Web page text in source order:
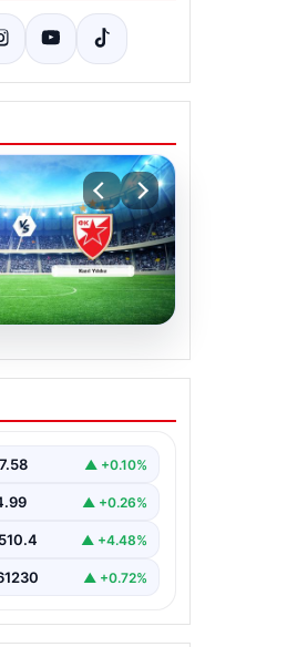
Beer
Yıldız Canlı
▲ +0.10%
▲ +0.26%
▲ +4.48%
▲ +0.72%